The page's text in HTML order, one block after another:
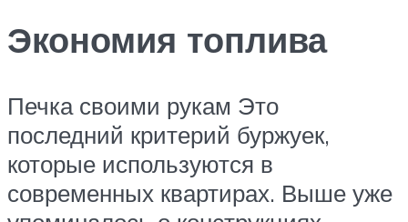
Экономия топлива
Печка своими рукам Это
последний критерий буржуек,
которые используются в
современных квартирах. Выше уже